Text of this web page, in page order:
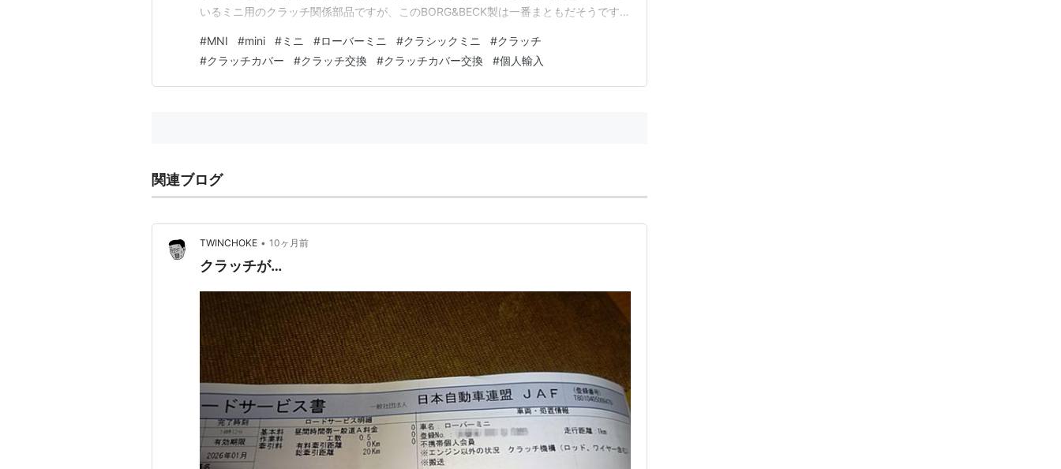
いるミニ用のクラッチ関係部品ですが、このBORG&BECK製は一番まともだそうです。
ちょっと心配になります… センターボスは新品なので今はきれいですが、クランクシ
ャフトがカジってただれたよう…
#MNI #mini #ミニ #ローバーミニ #クラシックミニ #クラッチ
#クラッチカバー #クラッチ交換 #クラッチカバー交換 #個人輸入
関連ブログ
TWINCHOKE • 10ヶ月前
クラッチが…